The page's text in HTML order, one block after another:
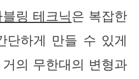
링 테크닉은 복잡한
단하게 만들 수 있게
의 무한대의 변형과